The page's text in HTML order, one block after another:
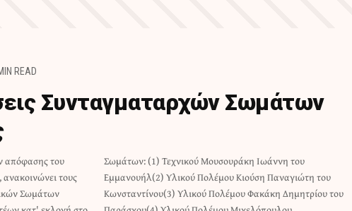
READ
Συνταγματαρχών Σωμάτων
απόφασης του
τους
Σωμάτων
Ιωάννη του
Παναγιώτη του
Δημητρίου του